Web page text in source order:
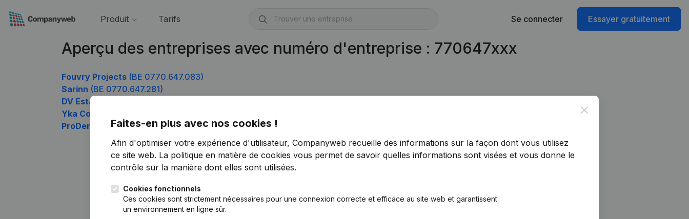
Produit Tarifs Se connecter Essayer gratuitement
Aperçu des entreprises avec numéro d'entreprise : 770647xxx
Fouvry Projects (BE 0770.647.083)
Sarinn (BE 0770.647.281)
DV Estate Group
Yka Consulting
ProDentaPlus(BE 0770.647.776)
Close
Faites-en plus avec nos cookies !
Afin d'optimiser votre expérience d'utilisateur, Companyweb recueille des informations sur la façon dont vous utilisez
ce site web. La politique en matière de cookies vous permet de savoir quelles informations sont visées et vous donne le
contrôle sur la manière dont elles sont utilisées.
Cookies fonctionnels
Ces cookies sont strictement nécessaires pour une connexion correcte et efficace au site web et garantissent
un environnement en ligne sûr.